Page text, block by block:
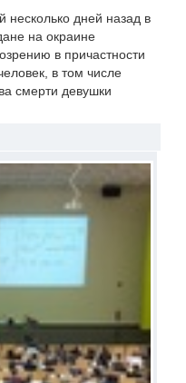
несколько дней назад в
на окраине
в причастности
в том числе
смерти девушки